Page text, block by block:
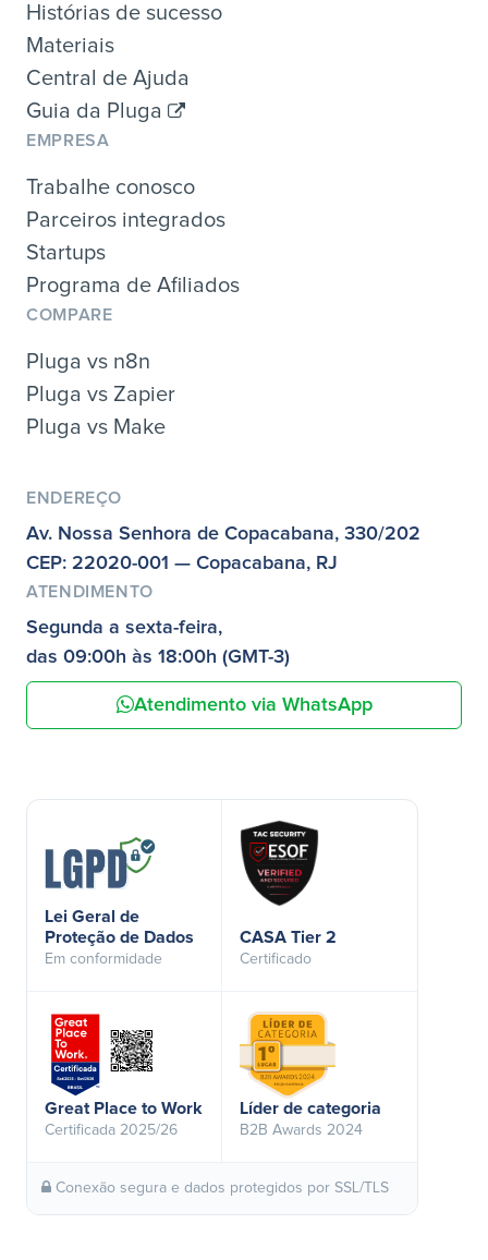
Histórias de sucesso
Materiais
Central de Ajuda
Guia da Pluga
EMPRESA
Trabalhe conosco
Parceiros integrados
Startups
Programa de Afiliados
COMPARE
Pluga vs n8n
Pluga vs Zapier
Pluga vs Make
ENDEREÇO
Av. Nossa Senhora de Copacabana, 330/202
CEP: 22020-001 — Copacabana, RJ
ATENDIMENTO
Segunda a sexta-feira,
das 09:00h às 18:00h (GMT-3)
Atendimento via WhatsApp
Lei Geral de
Proteção de Dados
Em conformidade
CASA Tier 2
Certificado
Great Place to Work
Certificada 2025/26
Líder de categoria
B2B Awards 2024
Conexão segura e dados protegidos por SSL/TLS